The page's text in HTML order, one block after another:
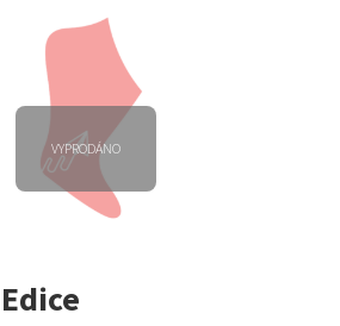
VYPRODÁNO
Edice